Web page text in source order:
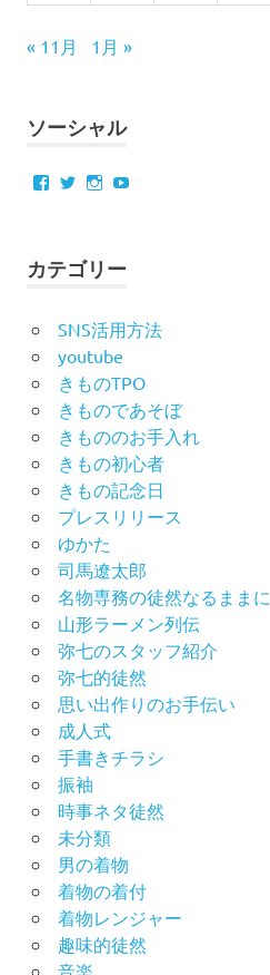
« 11月 1月 »
ソーシャル
Facebook
TwitterInstagram
YouTube
カテゴリー
SNS活用方法
youtube
きものTPO
きものであそぼ
きもののお手入れ
きもの初心者
きもの記念日
プレスリリース
ゆかた
司馬遼太郎
名物専務の徒然なるままに
山形ラーメン列伝
弥七のスタッフ紹介
弥七的徒然
思い出作りのお手伝い
成人式
手書きチラシ
振袖
時事ネタ徒然
未分類
男の着物
着物の着付
着物レンジャー
趣味的徒然
音楽